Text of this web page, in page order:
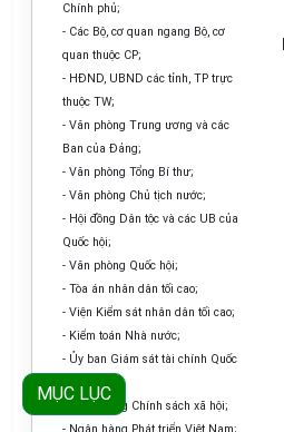
Chính phủ;
- Các Bộ, cơ quan ngang Bộ, cơ
quan thuộc CP;
- HĐND, UBND các tỉnh, TPtrực
thuộc TW;
-Văn phòng Trung ương và các
Ban của Đảng;
-Văn phòng Tổng Bí thư;
-Văn phòng Chủ tịch nước;
- Hội đồng Dân tộc và các UB của
Quốc hội;
-Văn phòng Quốc hội;
-Tòa án nhân dân tối cao;
-Viện Kiểm sát nhân dân tối cao;
- Kiểm toán Nhà nước;
- Ủy ban Giám sát tài chính Quốc
Ngân hàng Chính sách xã hội;
MỤC LỤC